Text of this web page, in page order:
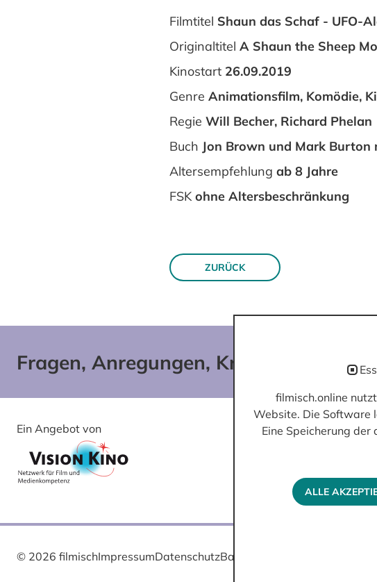
Filmtitel Shaun das Schaf - UFO-
Originaltitel A Shaun the Sheep
Kinostart 26.09.2019
Genre Animationsfilm, Komödie,
Regie Will Becher, Richard Phelan
Buch Jon Brown und Mark Burton
Altersempfehlung ab 8 Jahre
FSK ohne Altersbeschränkung
ZURÜCK
Fragen, Anregungen, Kritik?
Ein Angebot von Gefördert von
© 2026 filmischImpressumDatenschutzBarrierefreiheit
filmisch.online
Website. Die Software
Eine Speicherung
ALLE